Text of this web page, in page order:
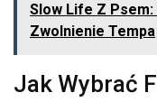
Slow Life Z Psem:
Zwolnienie Tempa
Jak Wybrać